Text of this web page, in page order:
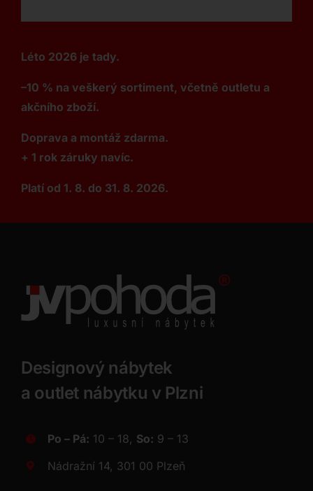
Léto 2026 je tady.
–10 % na veškerý sortiment, včetně outletu a
akčního zboží.
Doprava a montáž zdarma.
+ 1 rok záruky navíc.
Platí od 1. 8. do 31. 8. 2026.
Designový nábytek
a outlet nábytku v Plzni
Po – Pá: 10 – 18, So: 9 – 13
Nádražní 14, 301 00 Plzeň